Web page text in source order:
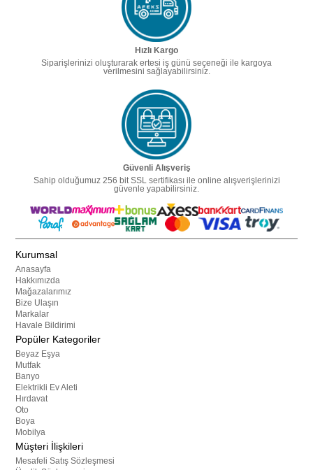
Hızlı Kargo
Siparişlerinizi oluşturarak ertesi iş günü seçeneği ile kargoya
verilmesini sağlayabilirsiniz.
Güvenli Alışveriş
Sahip olduğumuz 256 bit SSL sertifikası ile online alışverişlerinizi
güvenle yapabilirsiniz.
Kurumsal
Anasayfa
Hakkımızda
Mağazalarımız
Bize Ulaşın
Markalar
Havale Bildirimi
Popüler Kategoriler
Beyaz Eşya
Mutfak
Banyo
Elektrikli Ev Aleti
Hırdavat
Oto
Boya
Mobilya
Müşteri İlişkileri
Mesafeli Satış Sözleşmesi